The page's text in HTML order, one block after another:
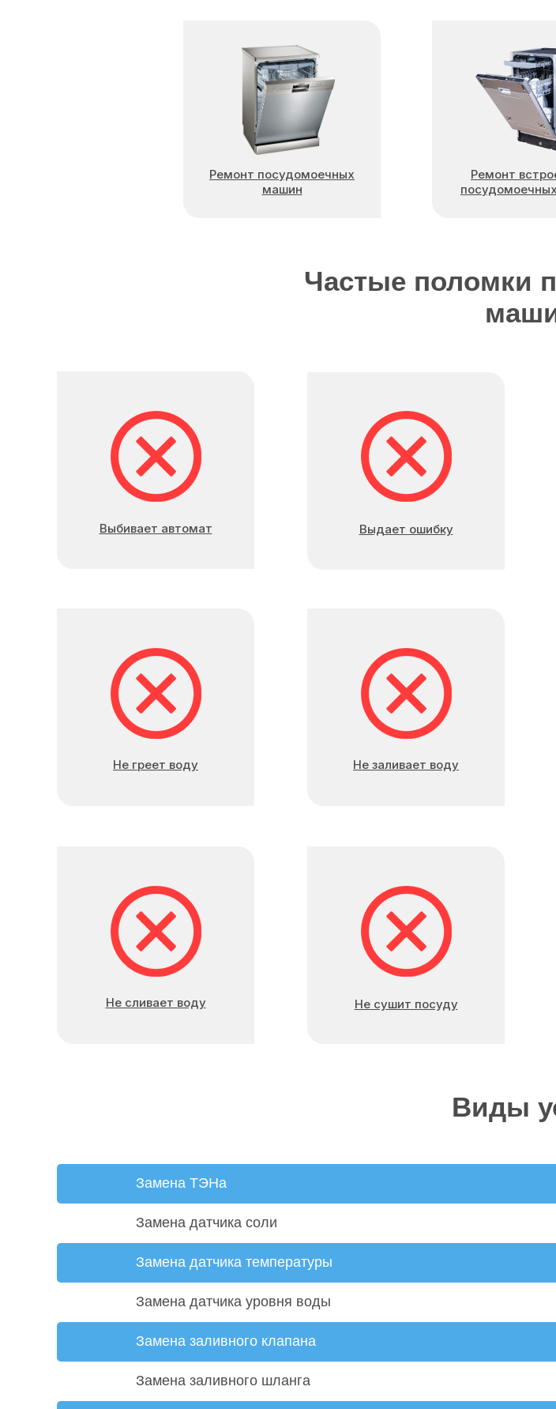
Ремонт посудомоечных
машин
Ремонт
Частые поломки
Выбивает автомат Выдает ошибку
Не греет воду Не заливает воду
Не сливает воду Не сушит посуду
Виды
Замена ТЭНа
Замена датчика температуры
Замена заливного клапана
Замена датчика уровня воды
Замена датчика соли
Замена заливного шланга